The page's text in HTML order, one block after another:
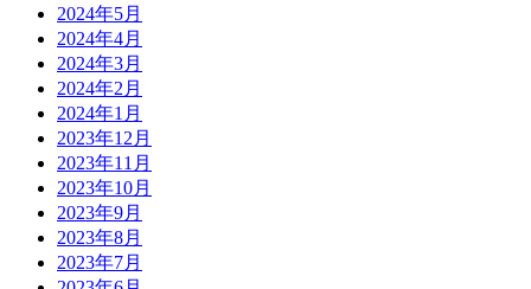
2024年5月
2024年4月
2024年3月
2024年2月
2024年1月
2023年12月
2023年11月
2023年10月
2023年9月
2023年8月
2023年7月